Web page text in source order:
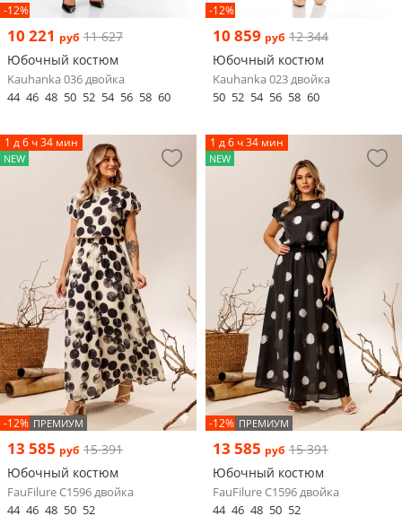
-12%
10 221 руб 11 627
Юбочный костюм
Kauhanka 036 двойка
44 46 48 50 52 54 56 58 60
-12%
10 859 руб 12 344
Юбочный костюм
Kauhanka 023 двойка
50 52 54 56 58 60
1 д 6 ч 34 мин
NEW
-12% ПРЕМИУМ
13 585 руб 15 391
Юбочный костюм
FauFilure С1596 двойка
44 46 48 50 52
1 д 6 ч 34 мин
NEW
-12% ПРЕМИУМ
13 585 руб 15 391
Юбочный костюм
FauFilure С1596 двойка
44 46 48 50 52